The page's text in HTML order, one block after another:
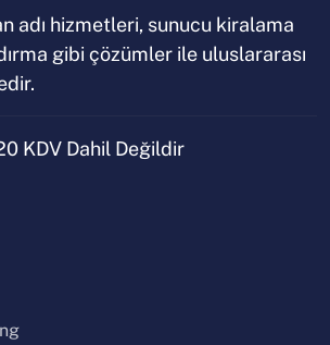
adı hizmetleri, sunucu kiralama
gibi çözümler ile uluslararası
KDV Dahil Değildir